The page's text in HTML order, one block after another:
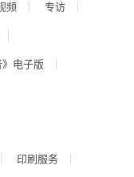
频
专访
》电子版
印刷服务